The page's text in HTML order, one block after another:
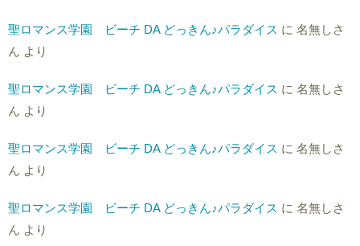
聖ロマンス学園 ビーチ DA どっきん♪パラダイス に 名無しさ
ん より
聖ロマンス学園 ビーチ DA どっきん♪パラダイス に 名無しさ
ん より
聖ロマンス学園 ビーチ DA どっきん♪パラダイス に 名無しさ
ん より
聖ロマンス学園 ビーチ DA どっきん♪パラダイス に 名無しさ
ん より